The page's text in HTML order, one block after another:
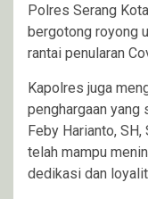
Polres Serang
bergotong royong
rantai penularan
Kapolres juga
penghargaan
Feby Harianto, SH,
telah mampu
dedikasi dan